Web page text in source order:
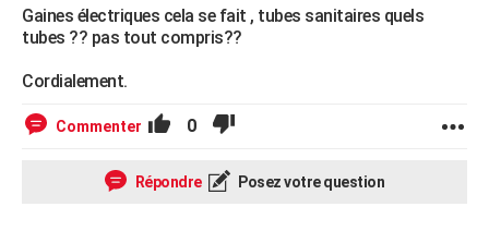
Bricolage
Lifestyle
Culture
Sport
Auto
Television
Voyage
Cinema
Gaines électriques cela se fait , tubes sanitaires quels
tubes ?? pas tout compris??
Cordialement.
Commenter 0
Répondre Posez votre question